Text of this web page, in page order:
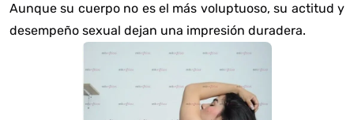
Aunque su cuerpo no es el más voluptuoso, su actitud y
desempeño sexual dejan una impresión duradera.